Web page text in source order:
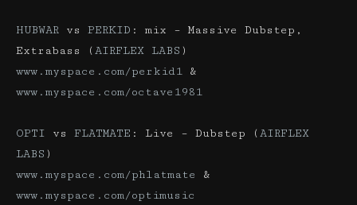
HUBWAR vs PERKID : mix – Massive Dubstep,
Extrabass (AIRFLEX LABS )
www.myspace.com/perkid1 &
www.myspace.com/octave1981
OPTI vs FLATMATE : Live – Dubstep (AIRFLEX
LABS )
www.myspace.com/phlatmate
&
www.myspace.com/optimusic